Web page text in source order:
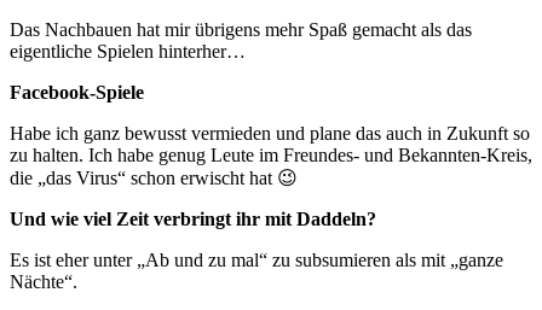
Das Nachbauen hat mir übrigens mehr Spaß gemacht als das
eigentliche Spielen hinterher…
Facebook-Spiele
Habe ich ganz bewusst vermieden und plane das auch in Zukunft so
zu halten. Ich habe genug Leute im Freundes- und Bekannten-Kreis,
die „das Virus“ schon erwischt hat 😉
Und wie viel Zeit verbringt ihr mit Daddeln?
Es ist eher unter „Ab und zu mal“ zu subsumieren als mit „ganze
Nächte“.